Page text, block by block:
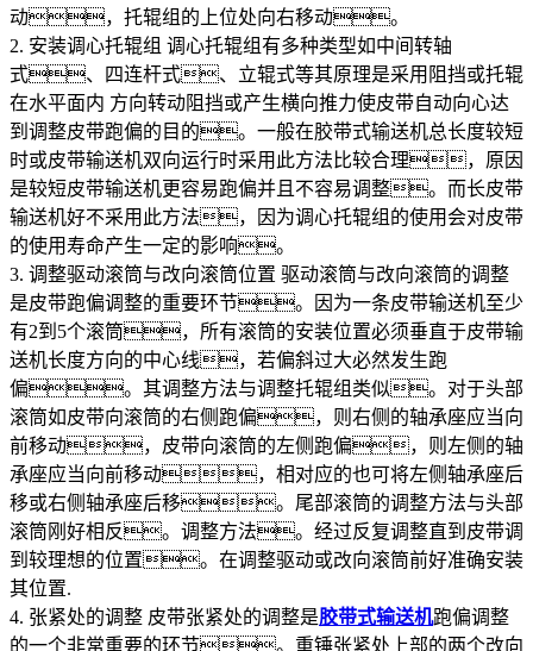
动，托辊组的上位处向右移动。
2. 安装调心托辊组 调心托辊组有多种类型如中间转轴
式、四连杆式、立辊式等其原理是采用阻挡或托辊
在水平面内 方向转动阻挡或产生横向推力使皮带自动向心达
到调整皮带跑偏的目的。一般在胶带式输送机总长度较短
时或皮带输送机双向运行时采用此方法比较合理，原因
是较短皮带输送机更容易跑偏并且不容易调整。而长皮带
输送机好不采用此方法，因为调心托辊组的使用会对皮带
的使用寿命产生一定的影响。
3. 调整驱动滚筒与改向滚筒位置 驱动滚筒与改向滚筒的调整
是皮带跑偏调整的重要环节。因为一条皮带输送机至少
有2到5个滚筒，所有滚筒的安装位置必须垂直于皮带输
送机长度方向的中心线，若偏斜过大必然发生跑
偏。其调整方法与调整托辊组类似。对于头部
滚筒如皮带向滚筒的右侧跑偏，则右侧的轴承座应当向
前移动，皮带向滚筒的左侧跑偏，则左侧的轴
承座应当向前移动，相对应的也可将左侧轴承座后
移或右侧轴承座后移。尾部滚筒的调整方法与头部
滚筒刚好相反。调整方法。经过反复调整直到皮带调
到较理想的位置。在调整驱动或改向滚筒前好准确安装
其位置.
4. 张紧处的调整 皮带张紧处的调整是胶带式输送机跑偏调整
的一个非常重要的环节。重锤张紧处上部的两个改向